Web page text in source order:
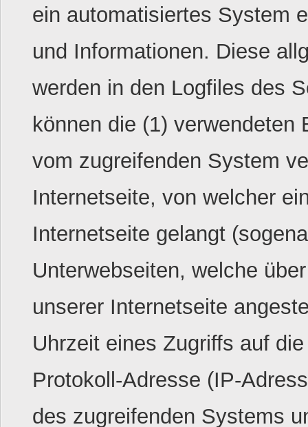
ein automatisiertes System
und Informationen. Diese
werden in den Logfiles des
können die (1) verwendeten
vom zugreifenden System
Internetseite, von welcher
Internetseite gelangt
Unterwebseiten, welche
unserer Internetseite
Uhrzeit eines Zugriffs auf
Protokoll-Adresse (IP-
des zugreifenden Systems